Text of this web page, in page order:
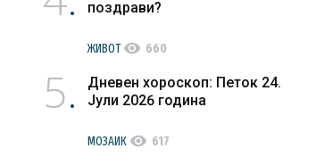
поздрави?
ЖИВОТvisibility 660
5
Дневен хороскоп: Петок 24.
Јули 2026 година
МОЗАИК visibility 617